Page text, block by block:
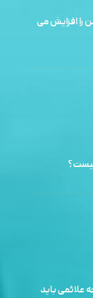
را افزایش می‌
علائمی باید